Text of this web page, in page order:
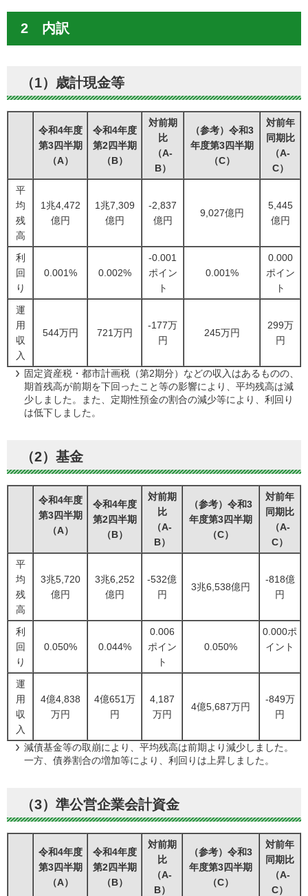
2 内訳
（1）歳計現金等
令和4年度
第3四半期
（A）
令和4年度
第2四半期
（B）
対前期
比
（A-
B）
（参考）令和3
年度第3四半期
（C）
対前年
同期比
（A-
C）
平
均
残
高
1兆4,472
億円
1兆7,309
億円
-2,837
億円
9,027億円
5,445
億円
利
回
り
0.001% 0.002%
-0.001
ポイン
ト
0.001%
0.000
ポイン
ト
運
用
収
入
544万円 721万円
-177万
円
245万円
299万
円
固定資産税・都市計画税（第2期分）などの収入はあるものの、
期首残高が前期を下回ったこと等の影響により、平均残高は減
少しました。また、定期性預金の割合の減少等により、利回り
は低下しました。
（2）基金
令和4年度
第3四半期
（A）
令和4年度
第2四半期
（B）
対前期
比
（A-
B）
（参考）令和3
年度第3四半期
（C）
対前年
同期比
（A-
C）
平
均
残
高
3兆5,720
億円
3兆6,252
億円
-532億
円
3兆6,538億円
-818億
円
利
回
り
0.050% 0.044%
0.006
ポイン
ト
0.050%
0.000ポ
イント
運
用
収
入
4億4,838
万円
4億651万
円
4,187
万円
4億5,687万円
-849万
円
減債基金等の取崩により、平均残高は前期より減少しました。
一方、債券割合の増加等により、利回りは上昇しました。
（3）準公営企業会計資金
令和4年度
第3四半期
（A）
令和4年度
第2四半期
（B）
対前期
比
（A-
B）
（参考）令和3
年度第3四半期
（C）
対前年
同期比
（A-
C）